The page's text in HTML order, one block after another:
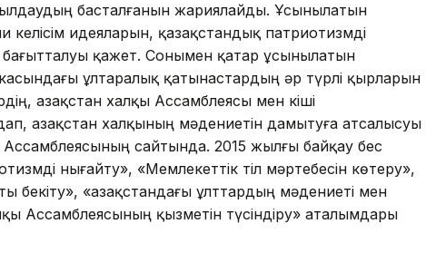
басталғанын жариялайды. Ұсынылатын
идеяларын, қазақстандық патриотизмді
қажет. Сонымен қатар ұсынылатын
ұлтаралық қатынастардың әр түрлі қырларын
Қазақстан халқы Ассамблеясы мен кіші
Қазақстан халқының мәдениетін дамытуға атсалысуы
Ассамблеясының сайтында. 2015 жылғы байқау бес
нығайту», «Мемлекеттік тіл мәртебесін көтеру»,
бекіту», «Қазақстандағы ұлттардың мәдениеті мен
Ассамблеясының қызметін түсіндіру» аталымдары